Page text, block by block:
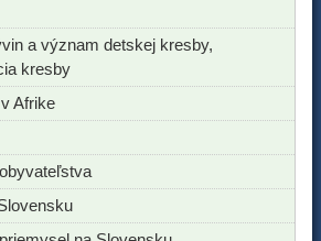
a význam detskej kresby,
kresby
Afrike